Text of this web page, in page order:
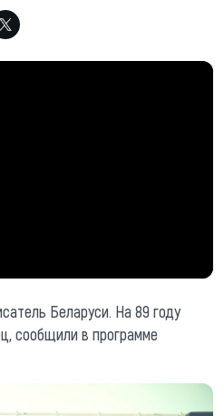
Беларуси. На 89 году
сообщили в программе